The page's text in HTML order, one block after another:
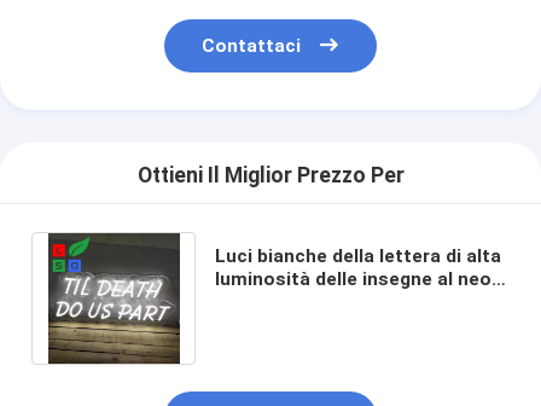
Contattaci
Ottieni Il Miglior Prezzo Per
Luci bianche della lettera di alta
luminosità delle insegne al neon